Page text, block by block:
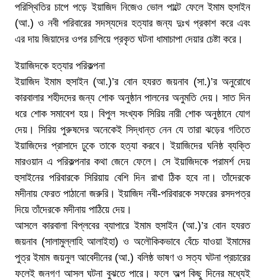
পরিস্থিতির চাপে পড়ে ইয়াজিদ নিজেও ভোল পাল্টে ফেলে ইমাম হুসাইন
(আ.) ও নবী পরিবারের সদস্যদের হত্যার জন্য দুঃখ প্রকাশ করে এবং
এর দায় জিয়াদের ওপর চাপিয়ে প্রকৃত ঘটনা ধামাচাপা দেয়ার চেষ্টা করে।
ইয়াজিদকে হত্যার পরিকল্পনা
ইয়াজিদ ইমাম হুসাইন (আ.)’র বোন হযরত জয়নাব (সা.)’র অনুরোধে
কারবালার শহীদদের জন্য শোক অনুষ্ঠান পালনের অনুমতি দেয়। সাত দিন
ধরে শোক সমাবেশ হয়। বিপুল সংখ্যক সিরিয় নারী শোক অনুষ্ঠানে যোগ
দেয়। সিরিয় পুরুষদের অনেকেই সিদ্ধান্ত নেন যে তারা ঝড়ের গতিতে
ইয়াজিদের প্রাসাদে ঢুকে তাকে হত্যা করবে। ইয়াজিদের ঘনিষ্ঠ ব্যক্তি
মারওয়ান এ পরিকল্পনার কথা জেনে ফেলে। সে ইয়াজিদকে পরামর্শ দেয়
হুসাইনের পরিবারকে সিরিয়ায় বেশি দিন রাখা ঠিক হবে না। তাঁদেরকে
মদীনায় ফেরত পাঠানো জরুরি। ইয়াজিদ নবী-পরিবারকে সফরের রসদপত্র
দিয়ে তাঁদেরকে মদীনায় পাঠিয়ে দেয়।
আসলে কারবালা বিপ্লবের ব্যাপারে ইমাম হুসাইন (আ.)’র বোন হযরত
জয়নাব (সালামুল্লাহি আলাইহা) ও অলৌকিকভাবে বেঁচে যাওয়া ইমামের
পুত্র ইমাম জয়নুল আবেদীনের (আ.) বলিষ্ঠ ভাষণ ও সত্য ঘটনা প্রচারের
ফলেই জনগণ আসল ঘটনা বুঝতে পারে। ফলে অল্প কিছু দিনের মধ্যেই